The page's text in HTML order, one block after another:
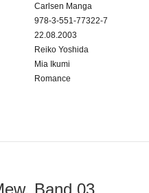
Carlsen Manga
978-3-551-77322-7
22.08.2003
Reiko Yoshida
Mia Ikumi
Romance
Band 03